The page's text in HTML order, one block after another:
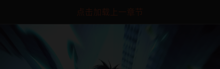
点击加载上一章节